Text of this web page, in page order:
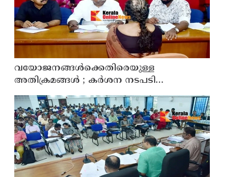
വയോജനങ്ങൾക്കെതിരെയുള്ള
അതിക്രമങ്ങൾ ; കർശന നടപടി
സ്വീകരിക്കുമെന്ന് കമ്മീഷൻ